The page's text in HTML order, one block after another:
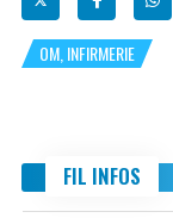
OM, INFIRMERIE
FIL INFOS